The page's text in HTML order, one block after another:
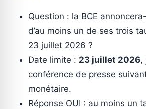
Question : la BCE
d’au moins un de ses trois
23 juillet 2026 ?
Date limite : 23 juillet 2026,
conférence de presse
monétaire.
Réponse OUI : au moins un